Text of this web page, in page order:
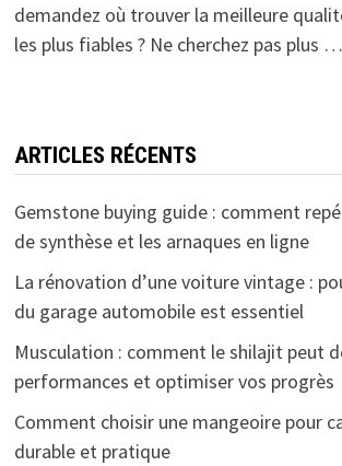
demandez où trouver la meilleure
les plus fiables ? Ne cherchez pas plus …
ARTICLES RÉCENTS
Gemstone buying guide : comment
de synthèse et les arnaques en ligne
La rénovation d’une voiture vintage :
du garage automobile est essentiel
Musculation : comment le shilajit peut
performances et optimiser vos progrès
Comment choisir une mangeoire pour
durable et pratique